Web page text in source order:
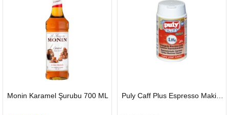
GÖNDERİ
Monin Karamel Şurubu 700 ML
GÖNDERİ
Puly Caff Plus Espresso Makinesi Temizleyici Tablet 100 x 1.35 G